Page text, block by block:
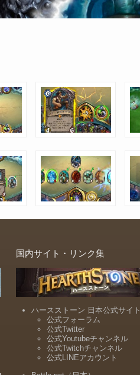
国内サイト・リンク集
ハースストーン 日本公式サイト
公式フォーラム
公式Twitter
公式Youtubeチャンネル
公式Twitchチャンネル
公式LINEアカウント